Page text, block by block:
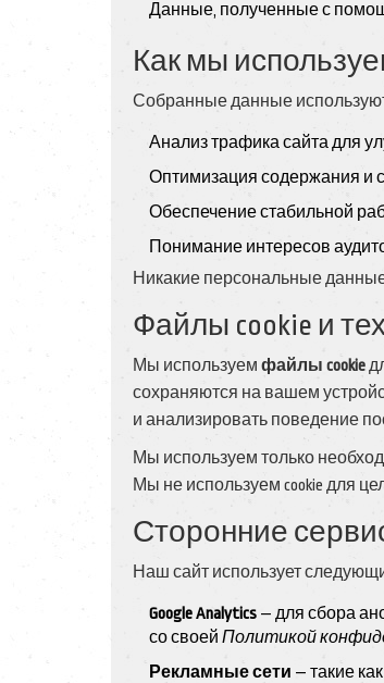
Данные, полученные с
Как мы
Собранные данные
Анализ трафика сайта для
Оптимизация содержания и
Обеспечение стабильной
Понимание интересов
Никакие персональные
Файлы cookie и
Мы используем файлы cookie
сохраняются на вашем
и анализировать поведение
Мы используем только
Мы не используем cookie для
Сторонние
Наш сайт использует
Google Analytics — для сбора
со своей Политикой
Рекламные сети — такие